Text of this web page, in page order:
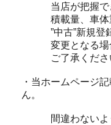
当店が把握でき
積載量、車体重
”中古”新規登録
変更となる場合
ご了承くださ
・当ホームページ
ん。
間違わないよ